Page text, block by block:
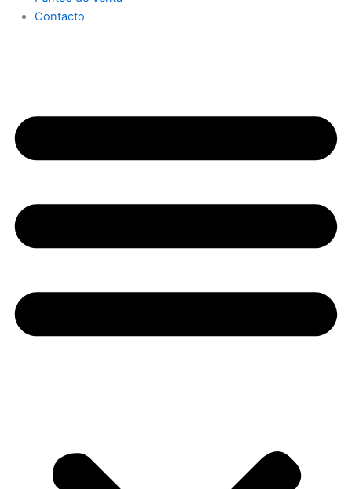
Contacto